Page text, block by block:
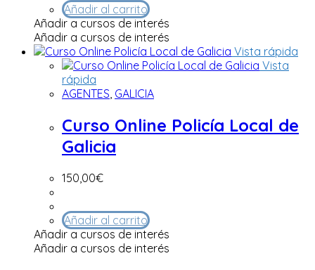
Añadir al carrito
Añadir a cursos de interés
Añadir a cursos de interés
Vista rápida
Vista
rápida
AGENTES GALICIA
Curso Online Policía Local de
Galicia
150,00€
Añadir al carrito
Añadir a cursos de interés
Añadir a cursos de interés